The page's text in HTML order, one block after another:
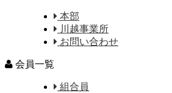
本部
川越事業所
お問い合わせ
会員一覧
組合員